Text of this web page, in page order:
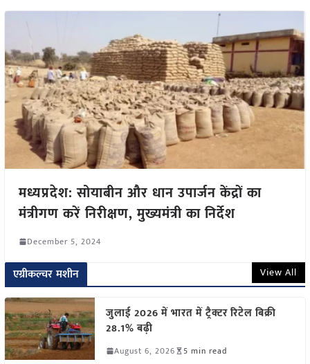
मध्यप्रदेश: सोयाबीन और धान उपार्जन केंद्रों का
मंत्रीगण करें निरीक्षण, मुख्यमंत्री का निर्देश
December 5, 2024
एग्रीकल्चर मशीन View All
जुलाई 2026 में भारत में ट्रैक्टर रिटेल बिक्री
28.1% बढ़ी
August 6, 2026 5 min read